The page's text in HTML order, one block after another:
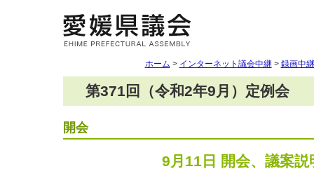
ホーム > インターネット議会中継> 録画中継
第371回（令和2年9月）定例会
開会
9月11日 開会、議案説